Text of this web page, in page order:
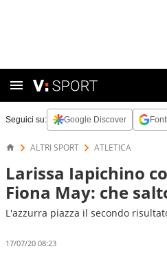
Seguici su: Google Discover
ALTRI SPORT ATLETICA
Larissa Iapichino
Fiona May: che
L'azzurra piazza il secondo
17/07/20 08:23